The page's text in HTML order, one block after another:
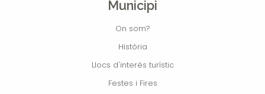
Municipi
On som?
Història
Llocs d'interés turístic
Festes i Fires